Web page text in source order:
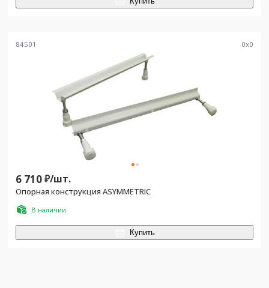
84501 0x0
6 710₽/шт.
Опорная конструкция ASYMMETRIC
В наличии
Купить